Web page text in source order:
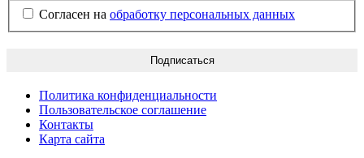
Согласен на обработку персональных данных
Политика конфиденциальности
Пользовательское соглашение
Контакты
Карта сайта